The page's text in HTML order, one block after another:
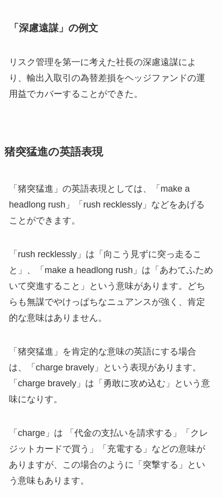
「深慮遠謀」の例文
リスク管理を第一に考えた社長の深慮遠謀によ
り、輸出入取引の為替差損をヘッジファンドの運
用益でカバーすることができた。
猪突猛進の英語表現
「猪突猛進」の英語表現としては、「make a
headlong rush」「rush recklessly」などをあげる
ことができます。
「rush recklessly」は「向こう見ずに突っ走るこ
と」、「make a headlong rush」は「あわてふため
いて突進すること」という意味があります。どち
らも無謀でやけっぱちなニュアンスが強く、肯定
的な意味はありません。
「猪突猛進」を肯定的な意味の英語にする場合
は、「charge bravely」という表現があります。
「charge bravely」は「勇敢に攻め込む」という意
味になりす。
「charge」は 「代金の支払いを請求する」「クレ
ジットカードで買う」「充電する」などの意味が
ありますが、この場合のように「突撃する」とい
う意味もあります。